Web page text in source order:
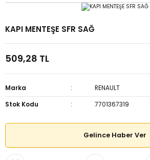
KAPI MENTEŞE SFR SAĞ
509,28 TL
Marka
RENAULT
Stok Kodu
7701367319
Gelince Haber Ver